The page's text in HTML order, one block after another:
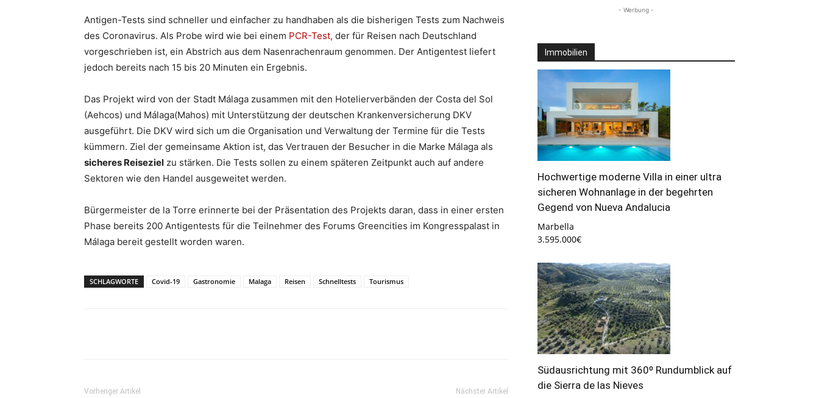
Antigen-Tests sind schneller und einfacher zu handhaben als die bisherigen Tests zum Nachweis
des Coronavirus. Als Probe wird wie bei einem PCR-Test, der für Reisen nach Deutschland
vorgeschrieben ist, ein Abstrich aus dem Nasenrachenraum genommen. Der Antigentest liefert
jedoch bereits nach 15 bis 20 Minuten ein Ergebnis.
Das Projekt wird von der Stadt Málaga zusammen mit den Hotelierverbänden der Costa del Sol
(Aehcos) und Málaga(Mahos) mit Unterstützung der deutschen Krankenversicherung DKV
ausgeführt. Die DKV wird sich um die Organisation und Verwaltung der Termine für die Tests
kümmern. Ziel der gemeinsame Aktion ist, das Vertrauen der Besucher in die Marke Málaga als
sicheres Reiseziel zu stärken. Die Tests sollen zu einem späteren Zeitpunkt auch auf andere
Sektoren wie den Handel ausgeweitet werden.
Bürgermeister de la Torre erinnerte bei der Präsentation des Projekts daran, dass in einer ersten
Phase bereits 200 Antigentests für die Teilnehmer des Forums Greencities im Kongresspalast in
Málaga bereit gestellt worden waren.
SCHLAGWORTE Covid-19 Gastronomie Malaga Reisen Schnelltests Tourismus
Vorheriger Artikel Nächster Artikel
- Werbung -
Immobilien
Hochwertige moderne Villa in einer ultra
sicheren Wohnanlage in der begehrten
Gegend von Nueva Andalucia
Marbella
3.595.000€
Südausrichtung mit 360º Rundumblick auf
die Sierra de las Nieves